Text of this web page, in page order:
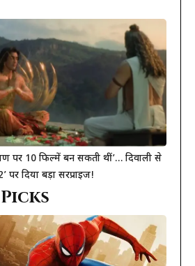
पर 10 फिल्में बन सकती थीं’… दिवाली से
पर दिया बड़ा सरप्राइज!